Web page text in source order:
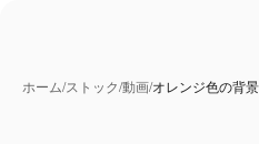
ホーム/ストック/動画/オレンジ色の背